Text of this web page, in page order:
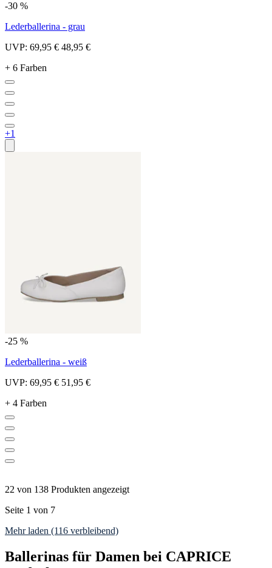
-30 %
Lederballerina - grau
UVP: 69,95 € 48,95 €
+ 6 Farben
+1
-25 %
Lederballerina - weiß
UVP: 69,95 € 51,95 €
+ 4 Farben
22 von 138 Produkten angezeigt
Seite 1 von 7
Mehr laden (116 verbleibend)
Ballerinas für Damen bei CAPRICE